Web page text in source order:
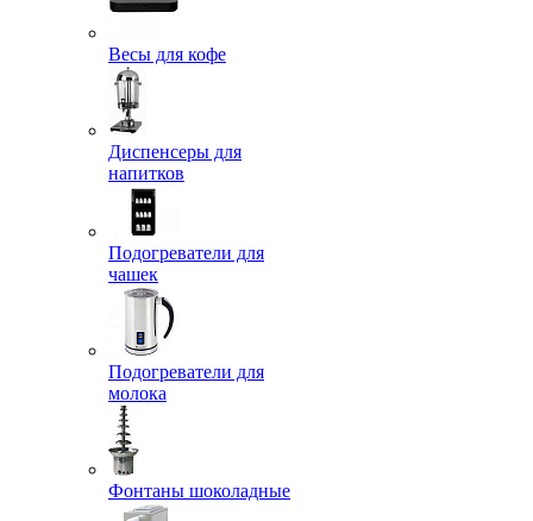
Весы для кофе
Диспенсеры для
напитков
Подогреватели для
чашек
Подогреватели для
молока
Фонтаны шоколадные